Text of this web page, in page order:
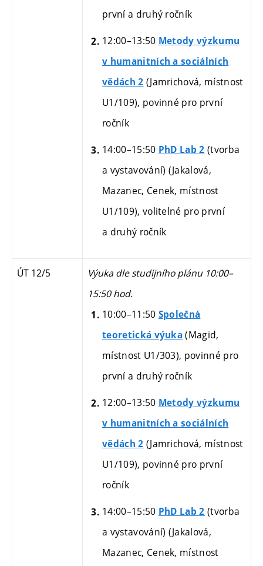
první a druhý ročník
12:00–13:50 Metody výzkumu
v humanitních a sociálních
vědách 2 (Jamrichová, místnost
U1/109), povinné pro první
ročník
14:00–15:50 PhD Lab 2 (tvorba
a vystavování) (Jakalová,
Mazanec, Cenek, místnost
U1/109), volitelné pro první
a druhý ročník
ÚT 12/5
Výuka dle studijního plánu 10:00–
15:50 hod.
10:00–11:50 Společná
teoretická výuka(Magid,
místnost U1/303), povinné pro
první a druhý ročník
12:00–13:50 Metody výzkumu
v humanitních a sociálních
vědách 2 (Jamrichová, místnost
U1/109), povinné pro první
ročník
14:00–15:50 PhD Lab 2 (tvorba
a vystavování) (Jakalová,
Mazanec, Cenek, místnost